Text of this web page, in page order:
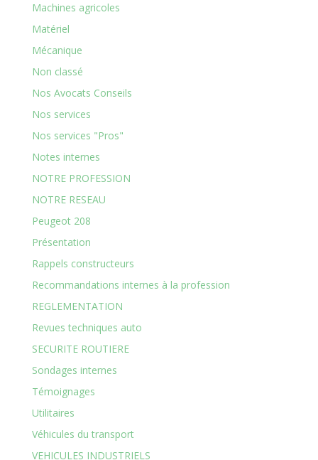
Machines agricoles
Matériel
Mécanique
Non classé
Nos Avocats Conseils
Nos services
Nos services "Pros"
Notes internes
NOTRE PROFESSION
NOTRE RESEAU
Peugeot 208
Présentation
Rappels constructeurs
Recommandations internes à la profession
REGLEMENTATION
Revues techniques auto
SECURITE ROUTIERE
Sondages internes
Témoignages
Utilitaires
Véhicules du transport
VEHICULES INDUSTRIELS